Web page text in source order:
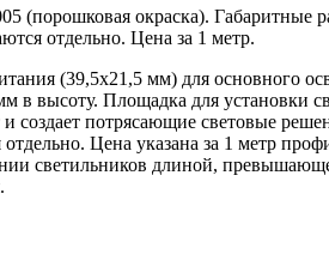
окраска).
отдельно. Цена за 1 метр.
(39,5х21,5 мм) для основного
высоту. Площадка для установки
создает потрясающие световые
Цена указана за 1 метр
светильников длиной,